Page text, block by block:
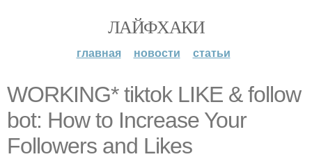
ЛАЙФХАКИ
главная новости статьи
WORKING* tiktok LIKE & follow
bot: How to Increase Your
Followers and Likes